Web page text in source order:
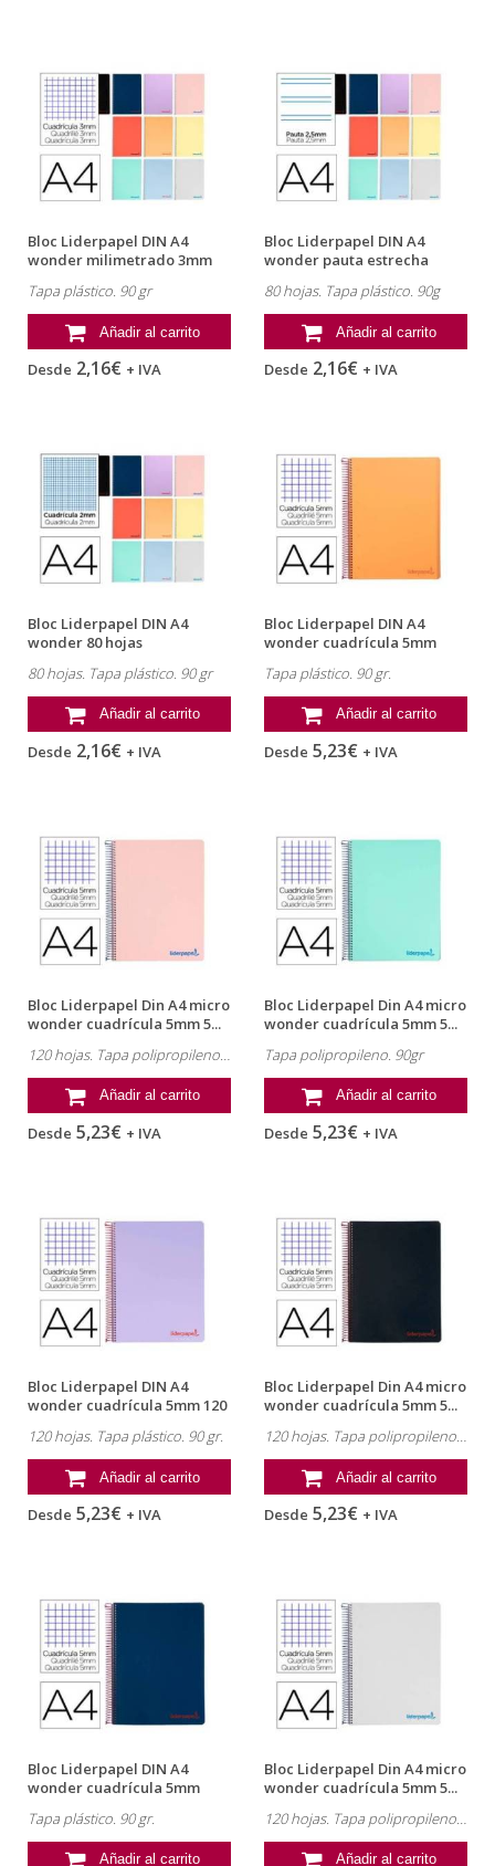
Bloc Liderpapel DIN A4
wonder milimetrado 3mm
Tapa plástico. 90 gr
Añadir al carrito
Desde 2,16€ + IVA
Bloc Liderpapel DIN A4
wonder pauta estrecha
80 hojas. Tapa plástico. 90g
Añadir al carrito
Desde 2,16€ + IVA
Bloc Liderpapel DIN A4
wonder 80 hojas
80 hojas. Tapa plástico. 90 gr
Añadir al carrito
Desde 2,16€ + IVA
Bloc Liderpapel DIN A4
wonder cuadrícula 5mm
Tapa plástico. 90 gr.
Añadir al carrito
Desde 5,23€ + IVA
Bloc Liderpapel Din A4 micro
wonder cuadrícula 5mm 5...
120 hojas. Tapa polipropileno. 90gr
Añadir al carrito
Desde 5,23€ + IVA
Bloc Liderpapel Din A4 micro
wonder cuadrícula 5mm 5...
Tapa polipropileno. 90gr
Añadir al carrito
Desde 5,23€ + IVA
Bloc Liderpapel DIN A4
wonder cuadrícula 5mm 120
120 hojas. Tapa plástico. 90 gr.
Añadir al carrito
Desde 5,23€ + IVA
Bloc Liderpapel Din A4 micro
wonder cuadrícula 5mm 5...
120 hojas. Tapa polipropileno. 90gr
Añadir al carrito
Desde 5,23€ + IVA
Bloc Liderpapel DIN A4
wonder cuadrícula 5mm
Tapa plástico. 90 gr.
Añadir al carrito
Bloc Liderpapel Din A4 micro
wonder cuadrícula 5mm 5...
120 hojas. Tapa polipropileno. 90gr
Añadir al carrito